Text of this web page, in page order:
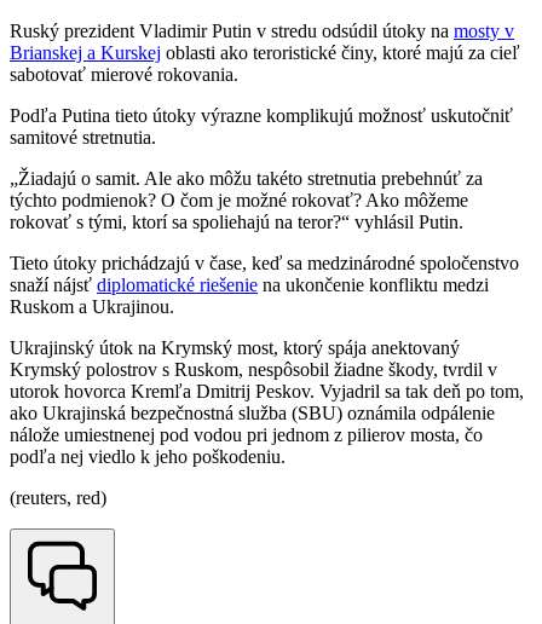
Ruský prezident Vladimir Putin v stredu odsúdil útoky na mosty v
Brianskej a Kurskej oblasti ako teroristické činy, ktoré majú za cieľ
sabotovať mierové rokovania.
Podľa Putina tieto útoky výrazne komplikujú možnosť uskutočniť
samitové stretnutia.
„Žiadajú o samit. Ale ako môžu takéto stretnutia prebehnúť za
týchto podmienok? O čom je možné rokovať? Ako môžeme
rokovať s tými, ktorí sa spoliehajú na teror?“ vyhlásil Putin.
Tieto útoky prichádzajú v čase, keď sa medzinárodné spoločenstvo
snaží nájsť diplomatické riešenie na ukončenie konfliktu medzi
Ruskom a Ukrajinou.
Ukrajinský útok na Krymský most, ktorý spája anektovaný
Krymský polostrov s Ruskom, nespôsobil žiadne škody, tvrdil v
utorok hovorca Kremľa Dmitrij Peskov. Vyjadril sa tak deň po tom,
ako Ukrajinská bezpečnostná služba (SBU) oznámila odpálenie
nálože umiestnenej pod vodou pri jednom z pilierov mosta, čo
podľa nej viedlo k jeho poškodeniu.
(reuters, red)